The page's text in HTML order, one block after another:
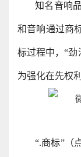
知名音响
和音响通过商
标过程中，“
为强化在先权
“.商标”（